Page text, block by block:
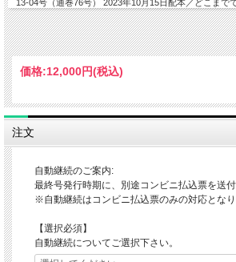
13-04号（通巻76号） 2023年10月15日配本／どこま
13-05号（通巻77号） 2023年12月15日配本／DX と訪
13-06号（通巻78号） 2024年2月15日配本／アートと
14-01号（通巻79号）2024年4月15日配本
※特集タイトルは予告なく変更の可能性がございます
価格:12,000円(税込)
注文
自動継続のご案内:
最終号発行時期に、別途コンビニ払込票を送
※自動継続はコンビニ払込票のみの対応となり
【選択必須】
自動継続についてご選択下さい。